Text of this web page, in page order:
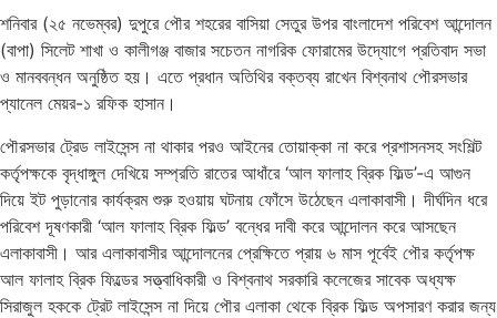
শনিবার (২৫ নভেম্বর) দুপুরে পৌর শহরের বাসিয়া সেতুর উপর বাংলাদেশ পরিবেশ আন্দোলন
(বাপা) সিলেট শাখা ও কালীগঞ্জ বাজার সচেতন নাগরিক ফোরামের উদ্যোগে প্রতিবাদ সভা
ও মানববন্ধন অনুষ্ঠিত হয়। এতে প্রধান অতিথির বক্তব্য রাখেন বিশ্বনাথ পৌরসভার
প্যানেল মেয়র-১ রফিক হাসান।
পৌরসভার ট্রেড লাইসেন্স না থাকার পরও আইনের তোয়াক্কা না করে প্রশাসনসহ সংশিল্ট
কর্তৃপক্ষকে বৃদ্ধাঙ্গুল দেখিয়ে সম্প্রতি রাতের আধাঁরে ‘আল ফালাহ ব্রিক ফিল্ড’-এ আগুন
দিয়ে ইট পুড়ানোর কার্যক্রম শুরু হওয়ায় ঘটনায় ফোঁসে উঠেছেন এলাকাবাসী। দীর্ঘদিন ধরে
পরিবেশ দূষণকারী ‘আল ফালাহ ব্রিক ফিল্ড’ বন্ধের দাবী করে আন্দোলন করে আসছেন
এলাকাবাসী। আর এলাকাবাসীর আন্দোলনের প্রেক্ষিতে প্রায় ৬ মাস পূর্বেই পৌর কর্তৃপক্ষ
আল ফালাহ ব্রিক ফিল্ডের সত্ত্বাধিকারী ও বিশ্বনাথ সরকারি কলেজের সাবেক অধ্যক্ষ
সিরাজুল হককে ট্রেট লাইসেন্স না দিয়ে পৌর এলাকা থেকে ব্রিক ফিল্ড অপসারণ করার জন্য